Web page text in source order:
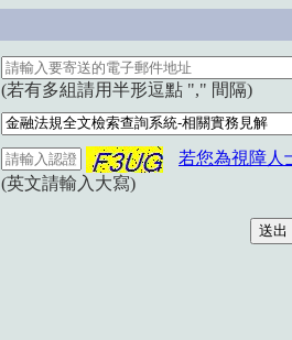
(若有多組請用半形逗點 "," 間隔)
若您為視障人
(英文請輸入大寫)